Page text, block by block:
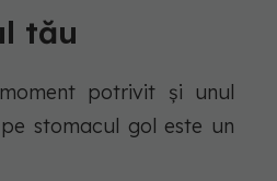
tău
potrivit și unul
stomacul gol este un